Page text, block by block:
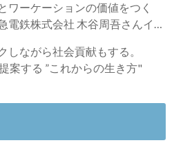
ワーケーションの価値をつく
電鉄株式会社 木谷周吾さんイン
しながら社会貢献もする。
案する ”これからの生き方"